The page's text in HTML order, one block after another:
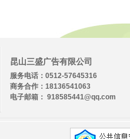
昆山三盛广告有限公司
服务电话：0512-57645316
商务合作：18136541063
电子邮箱： 918585441@qq.com